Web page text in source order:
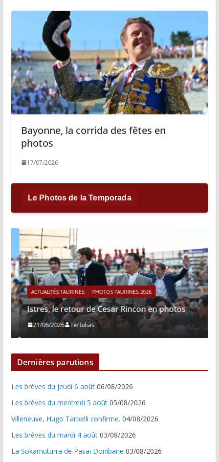
Bayonne, la corrida des fêtes en
photos
17/07/2026
Le Photos de la Temporada
ACTUALITÉS TAURINES PHOTOS TAURINES 2026
Istres, le retour de Cesar Rincon en photos
21/06/2026 Tertulias
Dernières parutions
Les brèves du jeudi 6 août 06/08/2026
Les brèves du mercredi 5 août 05/08/2026
Villeneuve, Hugo Tarbelli confirme. 04/08/2026
Les brèves du mardi 4 août 03/08/2026
La Sokamuturra de Pasai Donibane 03/08/2026